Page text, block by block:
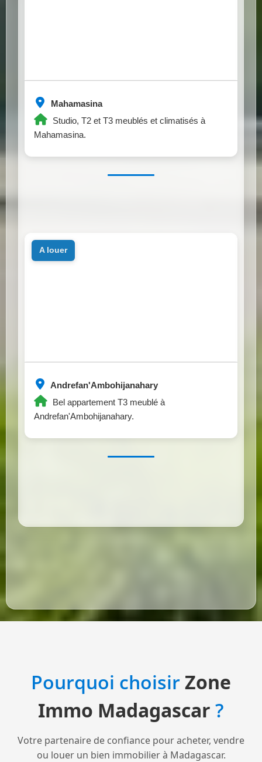
Mahamasina
Studio, T2 et T3 meublés et climatisés à
Mahamasina.
Andrefan'Ambohijanahary
Bel appartement T3 meublé à
Andrefan'Ambohijanahary.
a louer
Pourquoi choisirZone
Immo Madagascar ?
Votre partenaire de confiance pour acheter, vendre
ou louer un bien immobilier à Madagascar.